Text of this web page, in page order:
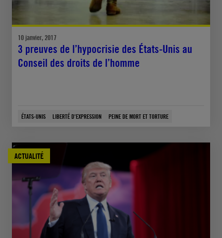
10 janvier, 2017
3 preuves de l’hypocrisie des États-Unis au
Conseil des droits de l’homme
ÉTATS-UNIS LIBERTÉ D'EXPRESSION PEINE DE MORT ET TORTURE
ACTUALITÉ